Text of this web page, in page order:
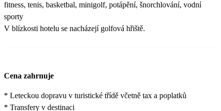
fitness, tenis, basketbal, minigolf, potápění, šnorchlování, vodní
sporty
V blízkosti hotelu se nacházejí golfová hřiště.
Cena zahrnuje
* Leteckou dopravu v turistické třídě včetně tax a poplatků
* Transfery v destinaci